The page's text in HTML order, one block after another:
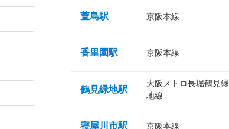
萱島駅 京阪本線
香里園駅 京阪本線
鶴見緑地駅
大阪メトロ長堀鶴見緑
地線
寝屋川市駅 京阪本線